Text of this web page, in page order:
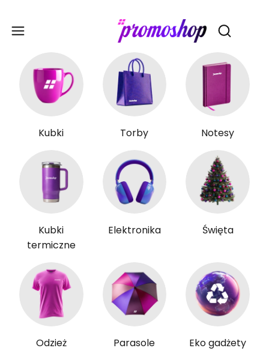
Otwórz
Kubki Torby Notesy
Kubki
termiczne
Elektronika Święta
Odzież Parasole Eko gadżety